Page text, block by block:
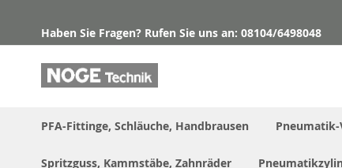
zum
Inhalt
Haben Sie Fragen? Rufen Sie uns an: 08104/6498048
PFA-Fittinge, Schläuche, Handbrausen
Spritzguss, Kammstäbe, Zahnräder